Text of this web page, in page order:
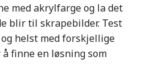
med akrylfarge og la det
blir til skrapebilder. Test
helst med forskjellige
finne en løsning som